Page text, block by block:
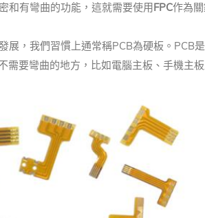
和有彎曲的功能，這就需要使用FPC作為關
，我們習慣上通常稱PCB為硬板。PCB
要彎曲的地方，比如電腦主板、手機主